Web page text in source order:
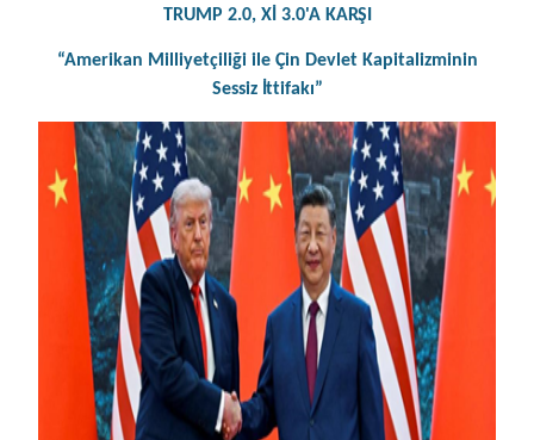
TRUMP 2.0, Xİ 3.0'A KARŞI
“Amerikan Milliyetçiliği ile Çin Devlet Kapitalizminin
Sessiz İttifakı”